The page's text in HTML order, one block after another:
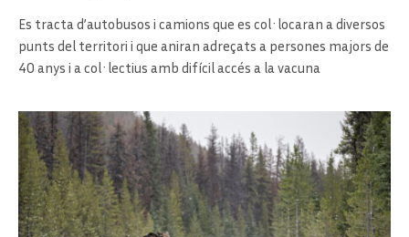
Es tracta d’autobusos i camions que es col·locaran a diversos
punts del territori i que aniran adreçats a persones majors de
40 anys i a col·lectius amb difícil accés a la vacuna